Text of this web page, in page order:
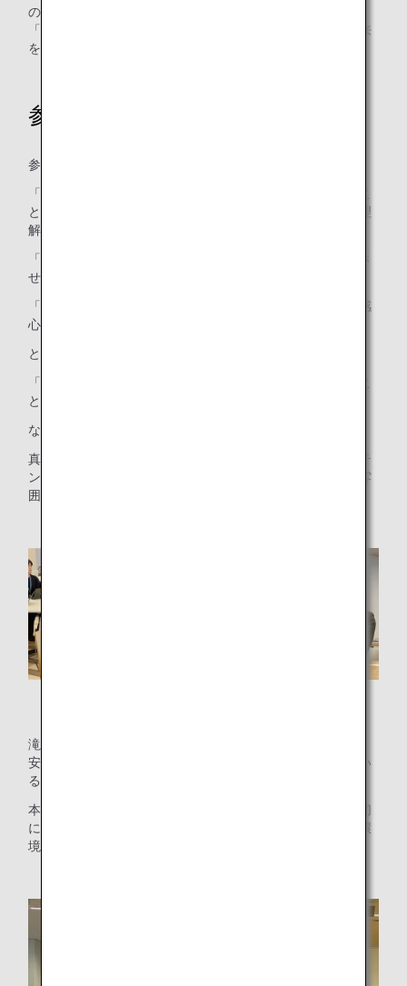
の生活に取り入れ、ごみとして生まれてきたわけではない
「物」や「資源」に、もう一度価値を見出すことから、未来
を変えていくことができると話しました。
参加者の声
参加した社員からは、
「ゴミ問題はわかっているようでも、わかっていなかったこ
とが沢山あったことに気がつきました。実際に話を聞くと理
解度・真剣度が大きく向上すると思います。」
「普段自分がごみについていかに無関心だったか、ハッとさ
せられる講演でした。」
「清掃員でのさまざまな経験からの考察がとても興味深く感
心しました。「物には価値を与える必要がある」
という考えに納得しました。」
「仕事をする上でもプライベートでももっと自分にできるこ
とを行っていこうと意識改革できました。」
などの感想が寄せられました。
真剣な内容ではありますが、滝沢さん持ち前のユーモアとテ
ンポの良いトークで、会場内は終始笑いがおき、和やかな雰
囲気のなかで学びを深めることができました。
滝沢さんの講演は、「ごみ」の裏側には、環境問題、経済、
安全、そして人々の心といったさまざまな要素が詰まってい
ることに気づかせてくれました。
本フォーラムを通じて学んだ「リスペクト」の気持ちを大切
に、ANAグループはこれからもお客様、地域社会、そして環
境に対して責任のある行動に努めてまいります。